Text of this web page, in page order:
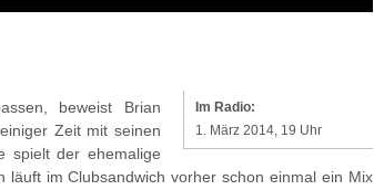
Im Radio:
1. März 2014, 19 Uhr
beweist Brian
Zeit mit seinen
spielt der ehemalige
läuft im Clubsandwich vorher schon einmal ein Mix